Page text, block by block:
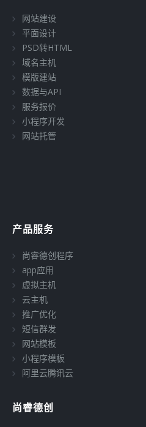
网站建设
平面设计
PSD转HTML
域名主机
模版建站
数据与API
服务报价
小程序开发
网站托管
产品服务
尚睿德创程序
app应用
虚拟主机
云主机
推广优化
短信群发
网站模板
小程序模板
阿里云腾讯云
尚睿德创